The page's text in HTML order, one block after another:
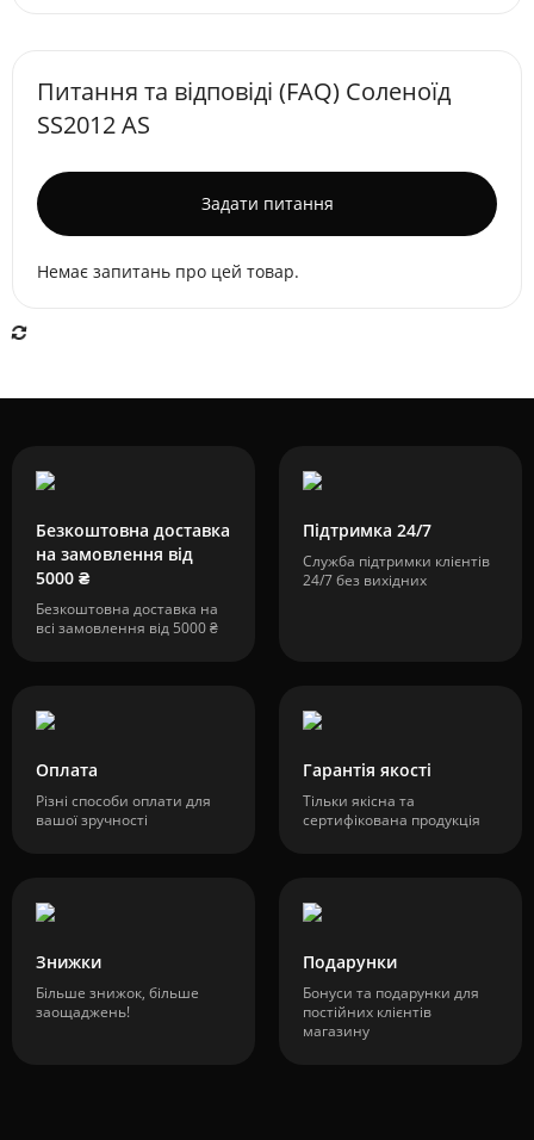
Питання та відповіді (FAQ) Соленоїд
SS2012 AS
Задати питання
Немає запитань про цей товар.
Безкоштовна доставка
на замовлення від
5000 ₴
Безкоштовна доставка на
всі замовлення від 5000 ₴
Підтримка 24/7
Служба підтримки клієнтів
24/7 без вихідних
Оплата
Різні способи оплати для
вашої зручності
Гарантія якості
Тільки якісна та
сертифікована продукція
Знижки
Більше знижок, більше
заощаджень!
Подарунки
Бонуси та подарунки для
постійних клієнтів
магазину